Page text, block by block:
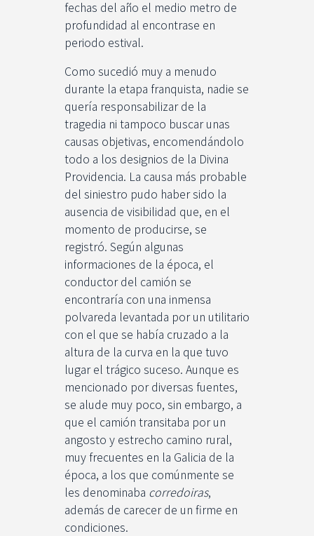
fechas del año el medio metro de
profundidad al encontrase en
periodo estival.
Como sucedió muy a menudo
durante la etapa franquista, nadie se
quería responsabilizar de la
tragedia ni tampoco buscar unas
causas objetivas, encomendándolo
todo a los designios de la Divina
Providencia. La causa más probable
del siniestro pudo haber sido la
ausencia de visibilidad que, en el
momento de producirse, se
registró. Según algunas
informaciones de la época, el
conductor del camión se
encontraría con una inmensa
polvareda levantada por un utilitario
con el que se había cruzado a la
altura de la curva en la que tuvo
lugar el trágico suceso. Aunque es
mencionado por diversas fuentes,
se alude muy poco, sin embargo, a
que el camión transitaba por un
angosto y estrecho camino rural,
muy frecuentes en la Galicia de la
época, a los que comúnmente se
les denominaba corredoiras,
además de carecer de un firme en
condiciones.